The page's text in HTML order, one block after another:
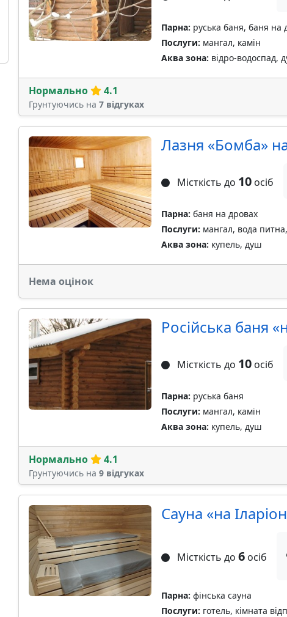
Парна: руська баня, баня на
Послуги: мангал, камін
Аква зона: відро-водоспад,
Нормально 4.1
Грунтуючись на 7 відгуках
Лазня «Бомба»
Місткість до 10осіб
Парна: баня на дровах
Послуги: мангал, вода
Аква зона: купель, душ
Нема оцінок
Російська баня
Місткість до 10осіб
Парна: руська баня
Послуги: мангал, камін
Аква зона: купель, душ
Нормально 4.1
Грунтуючись на 9 відгуках
Сауна «на
Місткість до 6осіб
Парна: фінська сауна
Послуги: готель, кімната